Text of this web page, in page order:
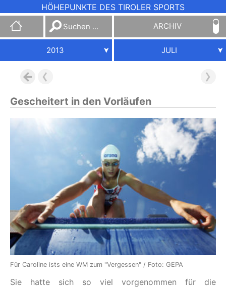
HÖHEPUNKTE DES TIROLER SPORTS
Suchen
nach:
ARCHIV
2013 JULI
Gescheitert in den Vorläufen
Für Caroline ists eine WM zum "Vergessen" / Foto: GEPA
Sie hatte sich so viel vorgenommen für die